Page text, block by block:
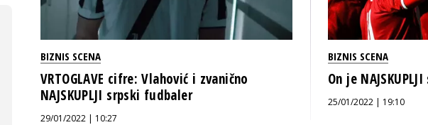
BIZNIS SCENA
VRTOGLAVE cifre: Vlahović i zvanično
NAJSKUPLJI srpski fudbaler
29/01/2022 | 10:27
BIZNIS SCENA
On je
25/01/2022 | 19:10